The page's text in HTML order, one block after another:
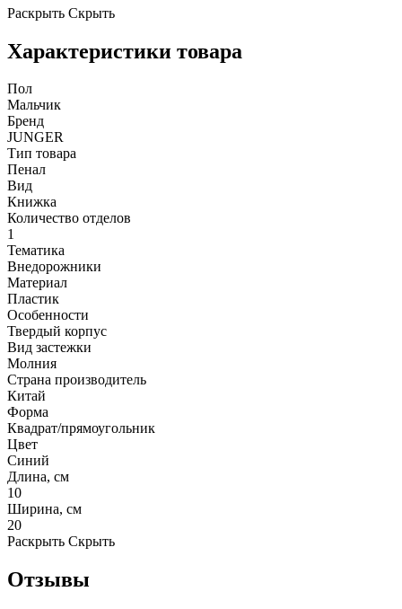
Раскрыть Скрыть
Характеристики товара
Пол
Мальчик
Бренд
JUNGER
Тип товара
Пенал
Вид
Книжка
Количество отделов
1
Тематика
Внедорожники
Материал
Пластик
Особенности
Твердый корпус
Вид застежки
Молния
Страна производитель
Китай
Форма
Квадрат/прямоугольник
Цвет
Синий
Длина, см
10
Ширина, см
20
Раскрыть Скрыть
Отзывы